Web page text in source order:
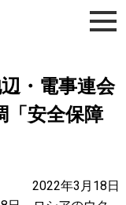
・電事連会
「安全保障
2022年3月18日